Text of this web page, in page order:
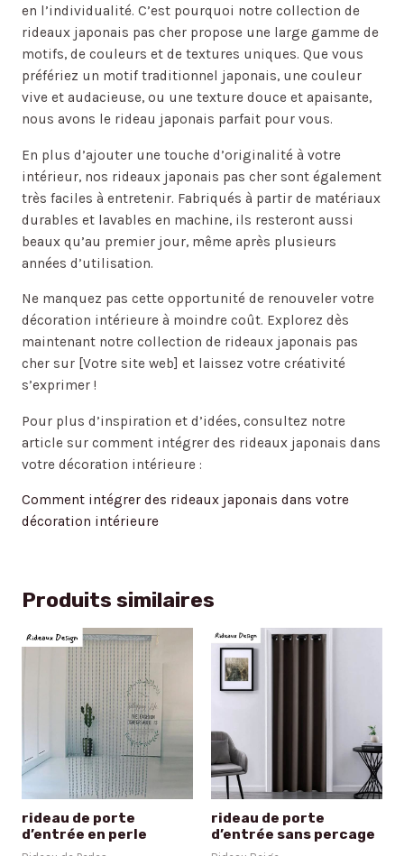
en l’individualité. C’est pourquoi notre collection de
rideaux japonais pas cher propose une large gamme de
motifs, de couleurs et de textures uniques. Que vous
préfériez un motif traditionnel japonais, une couleur
vive et audacieuse, ou une texture douce et apaisante,
nous avons le rideau japonais parfait pour vous.
En plus d’ajouter une touche d’originalité à votre
intérieur, nos rideaux japonais pas cher sont également
très faciles à entretenir. Fabriqués à partir de matériaux
durables et lavables en machine, ils resteront aussi
beaux qu’au premier jour, même après plusieurs
années d’utilisation.
Ne manquez pas cette opportunité de renouveler votre
décoration intérieure à moindre coût. Explorez dès
maintenant notre collection de rideaux japonais pas
cher sur [Votre site web] et laissez votre créativité
s’exprimer !
Pour plus d’inspiration et d’idées, consultez notre
article sur comment intégrer des rideaux japonais dans
votre décoration intérieure :
Comment intégrer des rideaux japonais dans votre
décoration intérieure
Produits similaires
rideau de porte
d’entrée en perle
rideau de porte
d’entrée sans percage